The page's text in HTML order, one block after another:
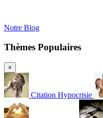
Notre Blog
Thèmes Populaires
×
Citation Hypocrisie